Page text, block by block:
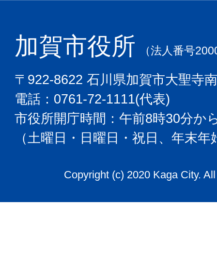
加賀市役所 （法人番号
〒922-8622 石川県加賀市大聖寺
電話：0761-72-1111(代表)
市役所開庁時間：午前8時30分か
（土曜日・日曜日・祝日、年末
Copyright (c) 2020 Kaga City.